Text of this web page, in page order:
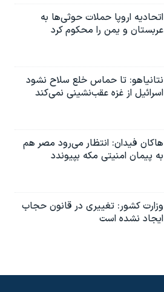
اتحادیه اروپا حملات حوثی‌ها به
عربستان و یمن را محکوم کرد
نتانیاهو: تا حماس خلع سلاح نشود
اسرائیل از غزه عقب‌نشینی نمی‌کند
هاکان فیدان: انتظار می‌رود مصر هم
به پیمان امنیتی مکه بپیوندد
وزارت کشور: تغییری در قانون حجاب
ایجاد نشده است